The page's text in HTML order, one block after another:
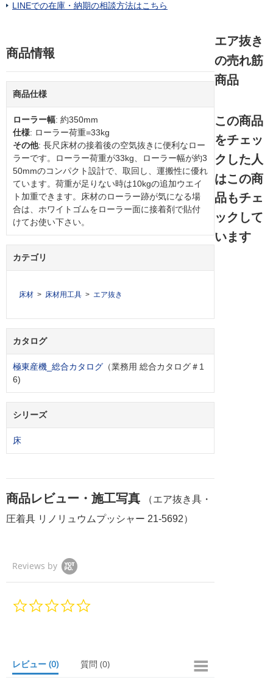
LINEでの在庫・納期の相談方法はこちら
商品情報
商品仕様
ローラー幅: 約350mm
仕様: ローラー荷重=33kg
その他: 長尺床材の接着後の空気抜きに便利なロー
ラーです。ローラー荷重が33kg、ローラー幅が約3
50mmのコンパクト設計で、取回し、運搬性に優れ
ています。荷重が足りない時は10kgの追加ウエイ
ト加重できます。床材のローラー跡が気になる場
合は、ホワイトゴムをローラー面に接着剤で貼付
けてお使い下さい。
カテゴリ
床材 床材用工具 エア抜き
カタログ
極東産機_総合カタログ （業務用 総合カタログ＃1
6)
シリーズ
床
商品レビュー・施工写真
（エア抜き具・
圧着具 リノリュウムプッシャー 21-5692）
Reviews by
r
レビュー (0) 質問 (0)
エア抜き
の売れ筋
商品
この商品
をチェッ
クした人
はこの商
品もチェ
ックして
います